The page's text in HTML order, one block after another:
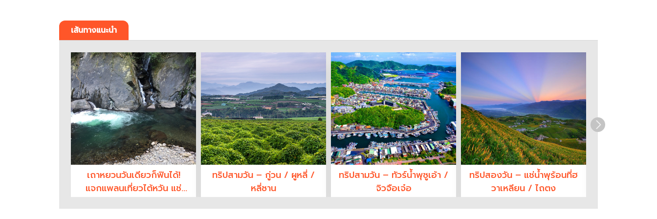
เส้นทางแนะนำ
เถาหยวนวันเดียวก็ฟินได้!
แจกแพลนเที่ยวไต้หวัน แช่
น้ำพุร้อนซื่อเหลิงกลาง
ทริปสามวัน – กู่วน / ผูหลี่ /
หลี่ซาน
ทริปสามวัน – ทัวร์น้ำพุซูเอ้า /
จิวจือเจ๋อ
ทริปสองวัน – แช่น้ำพุร้อนที่ฮ
วาเหลียน / ไถตง